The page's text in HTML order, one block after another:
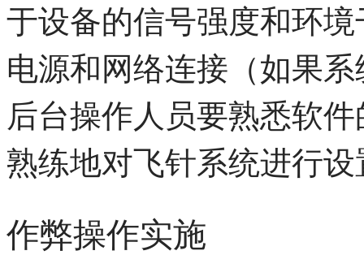
于设备的信号强度和环
电源和网络连接（如果
后台操作人员要熟悉软
熟练地对飞针系统进行
作弊操作实施